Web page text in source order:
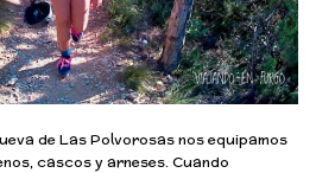
de Las Polvorosas nos equipamos
cascos y arneses. Cuando